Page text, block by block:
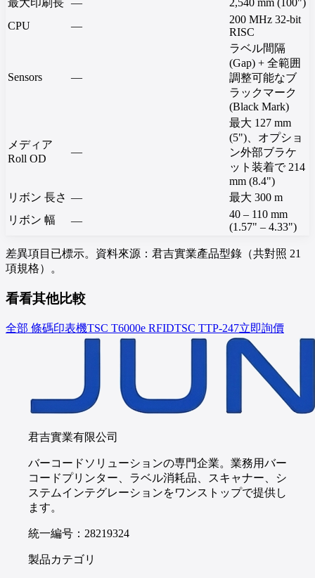
最大印刷長 —
2,540 mm (100")
CPU
—
200 MHz 32-bit
RISC
Sensors —
ラベル間隔
(Gap) + 全範囲
調整可能なブ
ラックマーク
(Black Mark)
メディア
Roll OD
—
最大 127 mm
(5")、オプショ
ン外部ブラケ
ット装着で 214
mm (8.4")
リボン 長さ —
最大 300 m
リボン 幅
—
40 – 110 mm
(1.57" – 4.33")
差異項目已標示。資料來源：君吉實業產品型錄（共對照 21
項規格）。
看看其他比較
全部 條碼印表機TSC T6000e RFIDTSC TTP-247立即詢價
君吉實業有限公司
バーコードソリューションの専門企業。業務用バー
コードプリンター、ラベル消耗品、スキャナー、シ
ステムインテグレーションをワンストップで提供し
ます。
統一編号：28219324
製品カテゴリ